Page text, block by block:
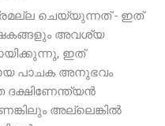
ചെയ്യുന്നത് - ഇത്
അവശ്യ
ഇത്
പാചക അനുഭവം
ദക്ഷിണേന്ത്യൻ
അല്ലെങ്കിൽ